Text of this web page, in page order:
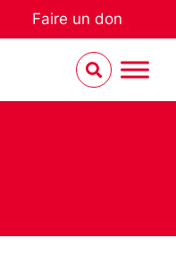
Faire un don